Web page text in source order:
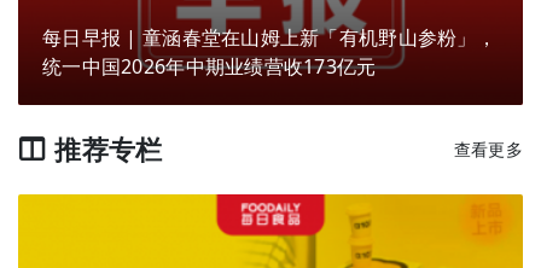
每日早报 | 童涵春堂在山姆上新「有机野山参粉」，
统一中国2026年中期业绩营收173亿元
推荐专栏 查看更多